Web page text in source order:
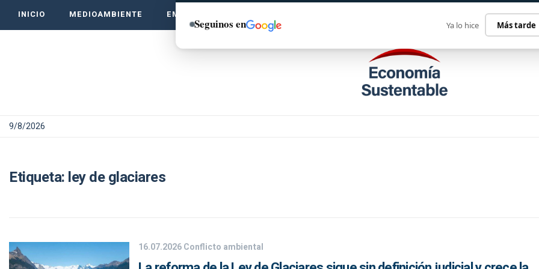
INICIO MEDIOAMBIENTE EMPRENDE VERDE
9/8/2026
Etiqueta: ley de glaciares
16.07.2026Conflicto ambiental
Seguinos en Ya lo hice Más tarde